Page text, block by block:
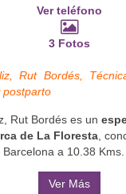
Ver teléfono
3 Fotos
Rut Bordés,
postparto
Rut Bordés es un
de La Floresta,
a 10.38
Ver Más